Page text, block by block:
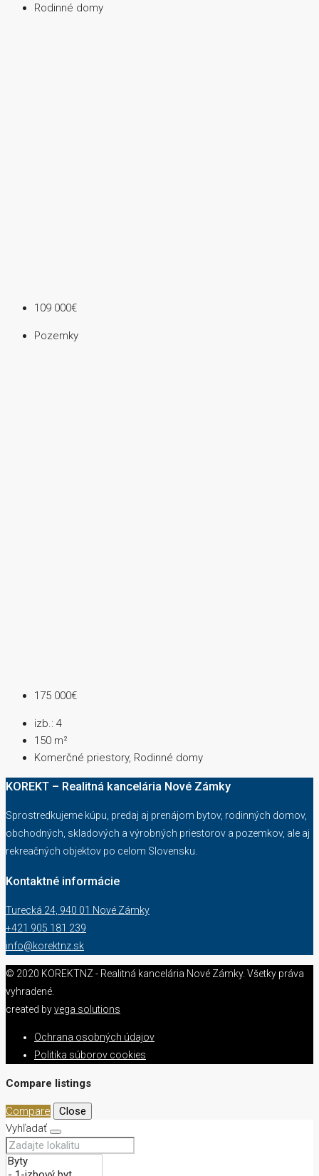
Rodinné domy
109 000€
Pozemky
175 000€
izb.: 4
150 m²
Komerčné priestory, Rodinné domy
KOREKT – Realitná kancelária Nové Zámky
Sprostredkujeme kúpu, predaj aj prenájom bytov, rodinných domov,
obchodných, skladových a výrobných priestorov a pozemkov, ale aj
rekreačných objektov po celom Slovensku.
Kontaktné informácie
Turecká 24, 940 01 Nové Zámky
+421 905 181 239
info@korektnz.sk
© 2020 KOREKTNZ - Realitná kancelária Nové Zámky. Všetky práva
vyhradené.
created byvega solutions
Ochrana osobných údajov
Politika súborov cookies
Compare listings
Compare
Close
Vyhľadať